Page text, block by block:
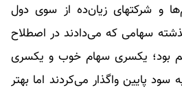
و شرکتهای زیان‌ده از سوی دول
سهامی که می‌دادند در اصطلاح
بود؛ یکسری سهام خوب و یکسری
سود پایین واگذار می‌کردند اما بهتر